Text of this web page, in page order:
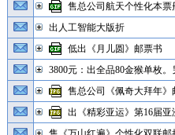
售总公司航天个性化本票
出人工智能大版折
低出《月儿圆》邮票书
3800元：出全品80金猴单枚
售总公司《佩奇大拜年》
出《精彩亚运》第16届